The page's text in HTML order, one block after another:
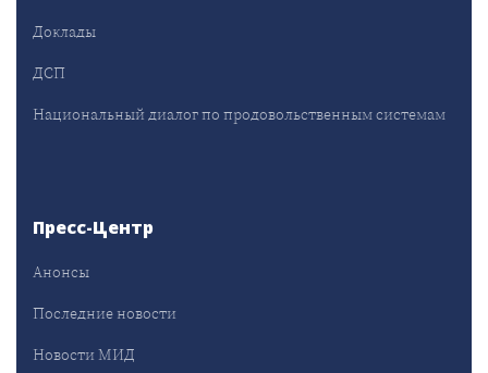
Доклады
ДСП
Национальный диалог по продовольственным системам
Пресс-Центр
Анонсы
Последние новости
Новости МИД